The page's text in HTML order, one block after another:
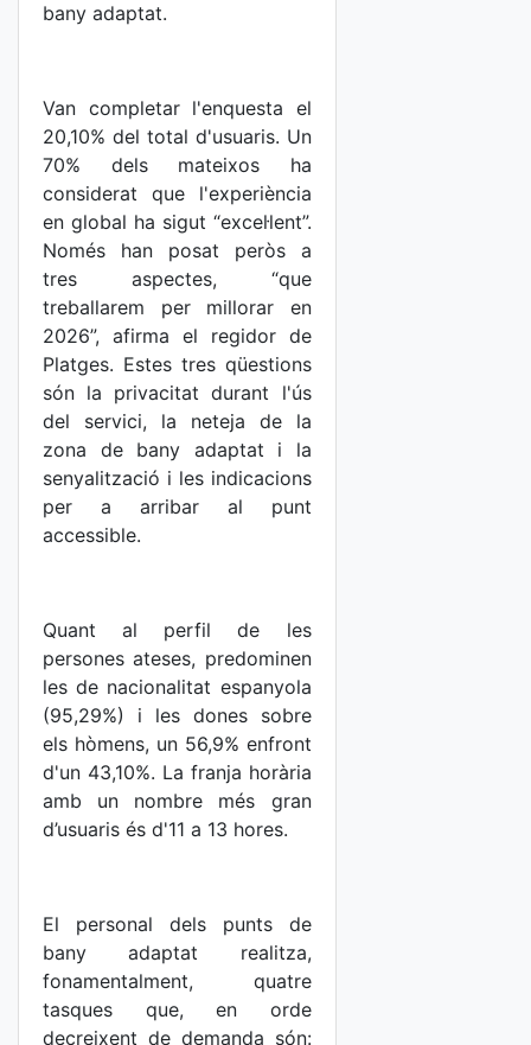
bany adaptat.
Van completar l'enquesta el
20,10% del total d'usuaris. Un
70% dels mateixos ha
considerat que l'experiència
en global ha sigut “excel·lent”.
Només han posat peròs a
tres aspectes, “que
treballarem per millorar en
2026”, afirma el regidor de
Platges. Estes tres qüestions
són la privacitat durant l'ús
del servici, la neteja de la
zona de bany adaptat i la
senyalització i les indicacions
per a arribar al punt
accessible.
Quant al perfil de les
persones ateses, predominen
les de nacionalitat espanyola
(95,29%) i les dones sobre
els hòmens, un 56,9% enfront
d'un 43,10%. La franja horària
amb un nombre més gran
d’usuaris és d'11 a 13 hores.
El personal dels punts de
bany adaptat realitza,
fonamentalment, quatre
tasques que, en orde
decreixent de demanda són: